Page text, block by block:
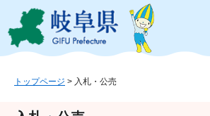
ジ
ュ
このページの本文へ
トップページ > 入札・公売